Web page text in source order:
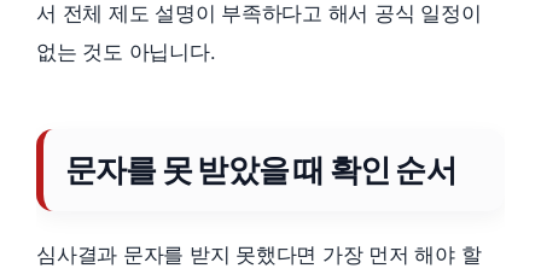
서 전체 제도 설명이 부족하다고 해서 공식 일정이
없는 것도 아닙니다.
문자를 못 받았을 때 확인 순서
심사결과 문자를 받지 못했다면 가장 먼저 해야 할